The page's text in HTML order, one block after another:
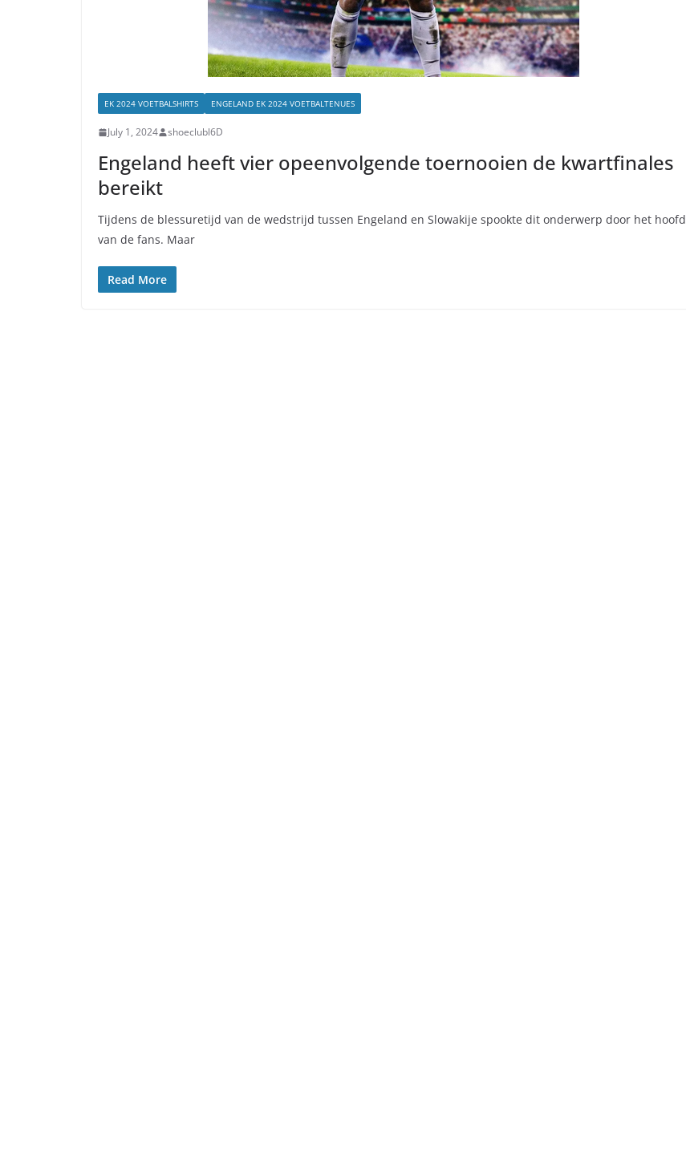
EK 2024 VOETBALSHIRTS ENGELAND EK 2024 VOETBALTENUES
July 1, 2024 shoeclubl6D
Engeland heeft vier opeenvolgende toernooien de kwartfinales
bereikt
Tijdens de blessuretijd van de wedstrijd tussen Engeland en Slowakije spookte dit onderwerp door het hoofd
van de fans. Maar
Read More